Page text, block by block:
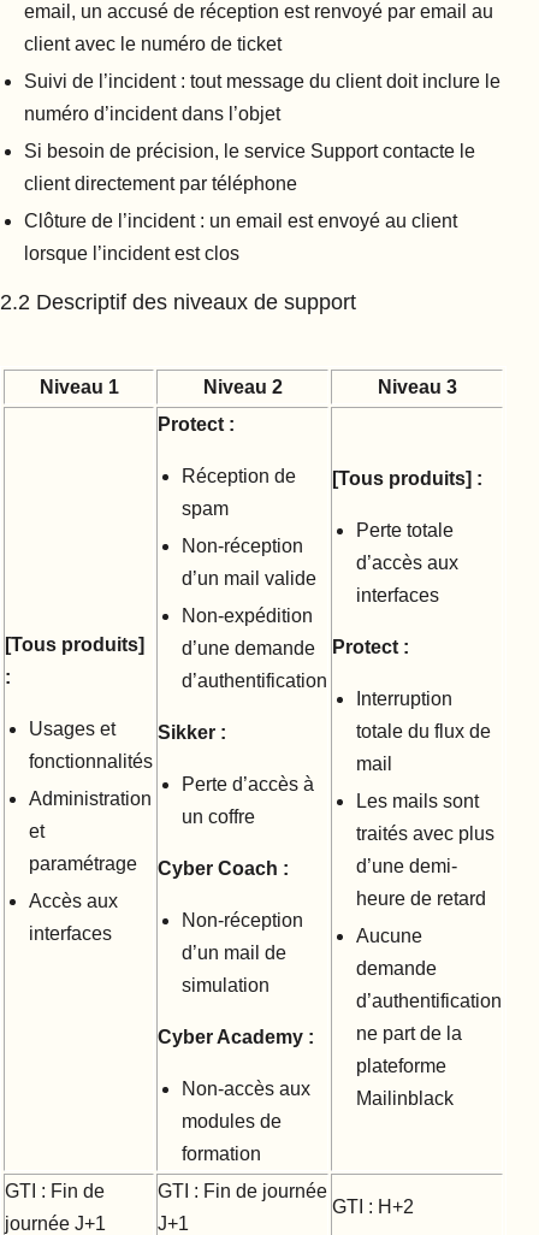
email, un accusé de réception est renvoyé par email au
client avec le numéro de ticket
Suivi de l’incident : tout message du client doit inclure le
numéro d’incident dans l’objet
Si besoin de précision, le service Support contacte le
client directement par téléphone
Clôture de l’incident : un email est envoyé au client
lorsque l’incident est clos
2.2 Descriptif des niveaux de support
Niveau 1 Niveau 2 Niveau 3
[Tous produits]
:
Usages et
fonctionnalités
Administration
et
paramétrage
Accès aux
interfaces
Protect :
Réception de
spam
Non-réception
d’un mail valide
Non-expédition
d’une demande
d’authentification
Sikker :
Perte d’accès à
un coffre
Cyber Coach :
Non-réception
d’un mail de
simulation
Cyber Academy :
Non-accès aux
modules de
formation
[Tous produits] :
Perte totale
d’accès aux
interfaces
Protect :
Interruption
totale du flux de
mail
Les mails sont
traités avec plus
d’une demi-
heure de retard
Aucune
demande
d’authentification
ne part de la
plateforme
Mailinblack
GTI : Fin de
journée J+1
GTI : Fin de journée
J+1
GTI : H+2